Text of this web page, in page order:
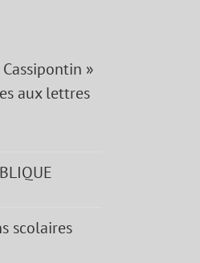
»
aux lettres
scolaires